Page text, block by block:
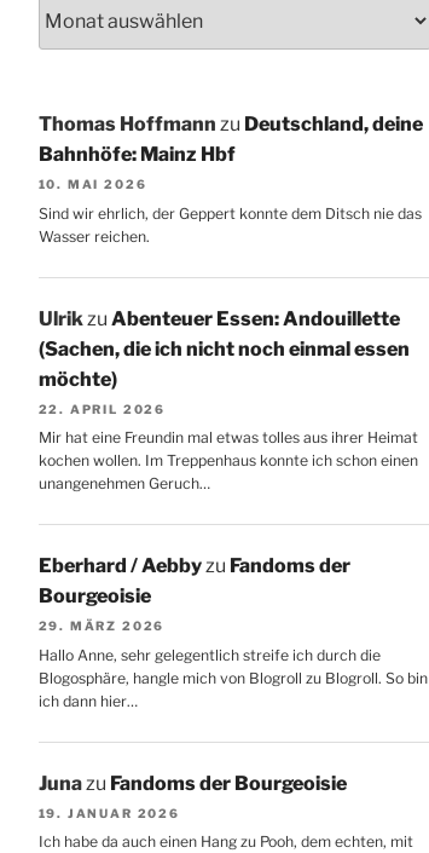
Thomas Hoffmann zu Deutschland, deine
Bahnhöfe: Mainz Hbf
10. MAI 2026
Sind wir ehrlich, der Geppert konnte dem Ditsch nie das
Wasser reichen.
Ulrikzu Abenteuer Essen: Andouillette
(Sachen, die ich nicht noch einmal essen
möchte)
22. APRIL 2026
Mir hat eine Freundin mal etwas tolles aus ihrer Heimat
kochen wollen. Im Treppenhaus konnte ich schon einen
unangenehmen Geruch…
Eberhard / Aebbyzu Fandoms der
Bourgeoisie
29. MÄRZ 2026
Hallo Anne, sehr gelegentlich streife ich durch die
Blogosphäre, hangle mich von Blogroll zu Blogroll. So bin
ich dann hier…
Junazu Fandoms der Bourgeoisie
19. JANUAR 2026
Ich habe da auch einen Hang zu Pooh, dem echten, mit